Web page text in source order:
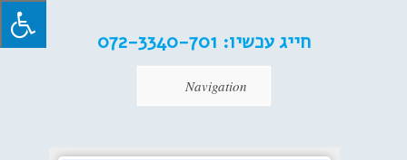
חייג עכשיו:
Navigation